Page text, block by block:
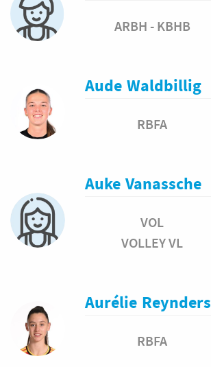
ARBH - KBHB
Aude Waldbillig
RBFA
Auke Vanassche
VOL
VOLLEY VL
Aurélie Reynders
RBFA